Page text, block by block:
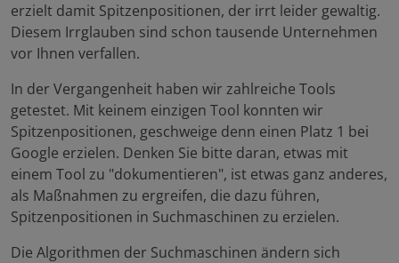
erzielt damit Spitzenpositionen, der irrt leider gewaltig.
Diesem Irrglauben sind schon tausende Unternehmen
vor Ihnen verfallen.
In der Vergangenheit haben wir zahlreiche Tools
getestet. Mit keinem einzigen Tool konnten wir
Spitzenpositionen, geschweige denn einen Platz 1 bei
Google erzielen. Denken Sie bitte daran, etwas mit
einem Tool zu "dokumentieren", ist etwas ganz anderes,
als Maßnahmen zu ergreifen, die dazu führen,
Spitzenpositionen in Suchmaschinen zu erzielen.
Die Algorithmen der Suchmaschinen ändern sich